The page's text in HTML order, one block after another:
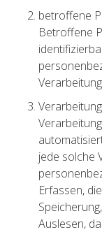
betroffene
Betroffene
Verarbeitung
jede solche
Erfassen,
Auslesen,